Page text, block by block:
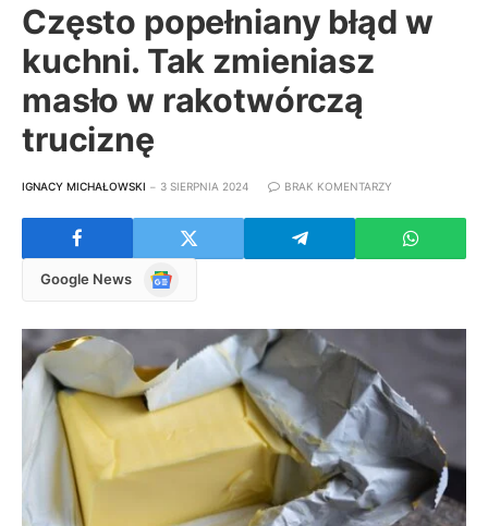
Często popełniany błąd w
kuchni. Tak zmieniasz
masło w rakotwórczą
truciznę
IGNACY MICHAŁOWSKI 3 SIERPNIA 2024 BRAK KOMENTARZY
Google News
Google